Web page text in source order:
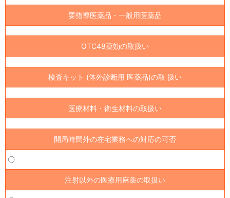
要指導医薬品・一般用医薬品
OTC48薬効の取扱い
検査キット (体外診断用 医薬品)の取 扱い
医療材料・衛生材料の取扱い
開局時間外の在宅業務への対応の可否
〇
注射以外の医療用麻薬の取扱い